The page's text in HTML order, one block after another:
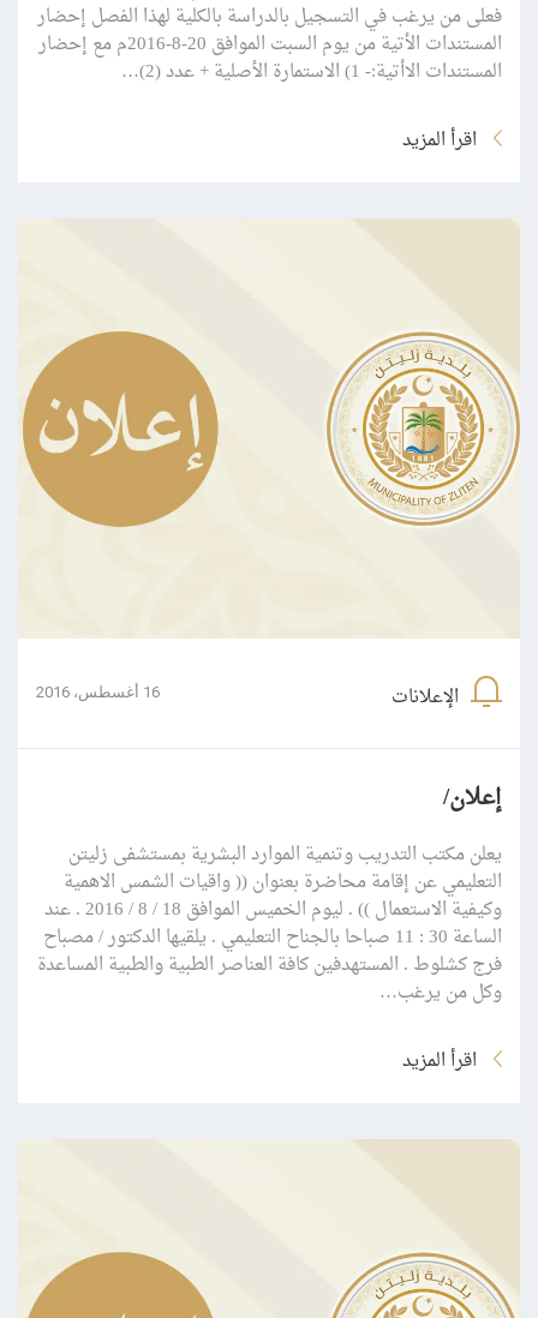
فعلى من يرغب في التسجيل بالدراسة بالكلية لهذا الفصل إحضار
المستندات الأتية من يوم السبت الموافق 20-8-2016م مع إحضار
المستندات الاأتية:- 1) الاستمارة الأصلية + عدد (2)…
اقرأ المزيد
الإعلانات 16 أغسطس، 2016
إعلان/
يعلن مكتب التدريب وتنمية الموارد البشرية بمستشفى زليتن
التعليمي عن إقامة محاضرة بعنوان (( واقيات الشمس الاهمية
وكيفية الاستعمال )) . ليوم الخميس الموافق 18 / 8 / 2016 . عند
الساعة 30 : 11 صباحا بالجناح التعليمي . يلقيها الدكتور / مصباح
فرج كشلوط . المستهدفين كافة العناصر الطبية والطبية المساعدة
وكل من يرغب…
اقرأ المزيد